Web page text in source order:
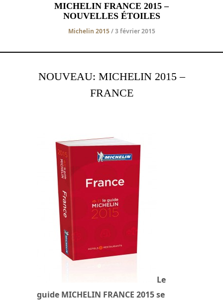
MICHELIN FRANCE 2015 –
NOUVELLES ÉTOILES
Michelin 2015/ 3 février 2015
NOUVEAU: MICHELIN 2015 –
FRANCE
Le
guide MICHELIN FRANCE 2015 se